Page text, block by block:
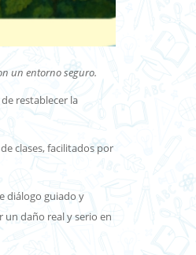
un entorno seguro.
restablecer la
clases, facilitados por
diálogo guiado y
un daño real y serio en